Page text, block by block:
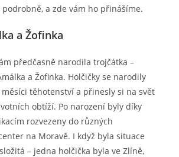
a zde vám ho přinášíme.
a Žofinka
předčasně narodila trojčátka –
a Žofinka. Holčičky se narodily
těhotenství a přinesly si na svět
obtíží. Po narození byly díky
rozvezeny do různých
na Moravě. I když byla situace
– jedna holčička byla ve Zlíně,